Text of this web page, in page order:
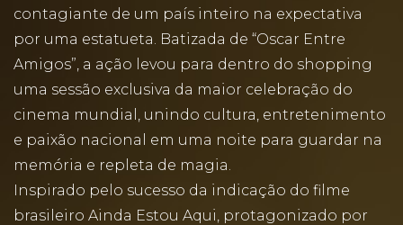
contagiante de um país inteiro na expectativa
por uma estatueta. Batizada de “Oscar Entre
Amigos”, a ação levou para dentro do shopping
uma sessão exclusiva da maior celebração do
cinema mundial, unindo cultura, entretenimento
e paixão nacional em uma noite para guardar na
memória e repleta de magia.
Inspirado pelo sucesso da indicação do filme
brasileiro Ainda Estou Aqui, protagonizado por